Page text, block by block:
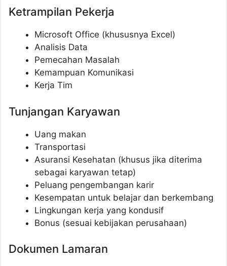
Ketrampilan Pekerja
Microsoft Office (khususnya Excel)
Analisis Data
Pemecahan Masalah
Kemampuan Komunikasi
Kerja Tim
Tunjangan Karyawan
Uang makan
Transportasi
Asuransi Kesehatan (khusus jika diterima
sebagai karyawan tetap)
Peluang pengembangan karir
Kesempatan untuk belajar dan berkembang
Lingkungan kerja yang kondusif
Bonus (sesuai kebijakan perusahaan)
Dokumen Lamaran